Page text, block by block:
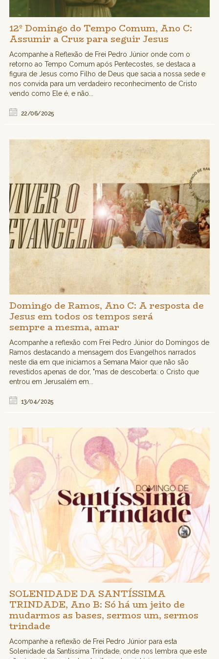
12º Domingo do Tempo Comum, Ano C:
Assumir a Cruz para seguir Jesus
Acompanhe a Reflexão de Frei Pedro Júnior onde com o
retorno ao Tempo Comum após Pentecostes, se destaca a
figura de Jesus como Filho de Deus que sacia a nossa sede e
nos convida para um verdadeiro reconhecimento de Cristo
vendo como Ele é, e não...
22/06/2025
Domingo de Ramos, Ano C: A resposta de
Jesus em todos os tempos será
sempre a mesma, amar
Acompanhe a reflexão com Frei Pedro Júnior do Domingos de
Ramos destacando a mensagem dos Evangelhos narrados
neste dia em que iniciamos a Semana Maior que não são
revestidos apenas de dor, "mas de descoberta: o Cristo que
entrou em Jerusalém em...
13/04/2025
SOLENIDADE DA SANTÍSSIMA
TRINDADE, Ano B: Só há um jeito de
mudarmos as bases, sermos um, sermos
trindade
Acompanhe a reflexão de Frei Pedro Júnior para esta
Solenidade da Santíssima Trindade, onde nos lembra que este